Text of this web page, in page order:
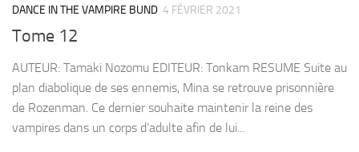
DANCE IN THE VAMPIRE BUND 4 FÉVRIER 2021
Tome 12
AUTEUR: Tamaki Nozomu EDITEUR: Tonkam RESUME Suite au
plan diabolique de ses ennemis, Mina se retrouve prisonnière
de Rozenman. Ce dernier souhaite maintenir la reine des
vampires dans un corps d’adulte afin de lui...